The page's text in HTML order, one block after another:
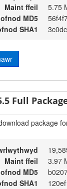
Maint ffeil
5.75
MD5
SHA1
Full
package
Maint ffeil
3.97
MD5
SHA1